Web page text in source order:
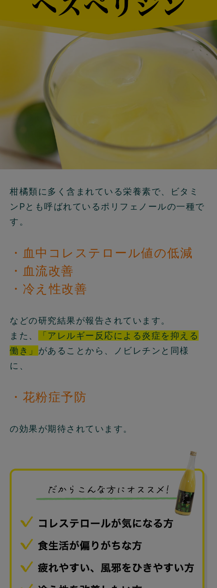
柑橘類に多く含まれている栄養素で、ビタミ
ンPとも呼ばれているポリフェノールの一種で
す。
・血中コレステロール値の低減
・血流改善
・冷え性改善
などの研究結果が報告されています。
また、
「アレルギー反応による炎症を抑える
働き」 があることから、ノビレチンと同様
に、
・花粉症予防
の効果が期待されています。